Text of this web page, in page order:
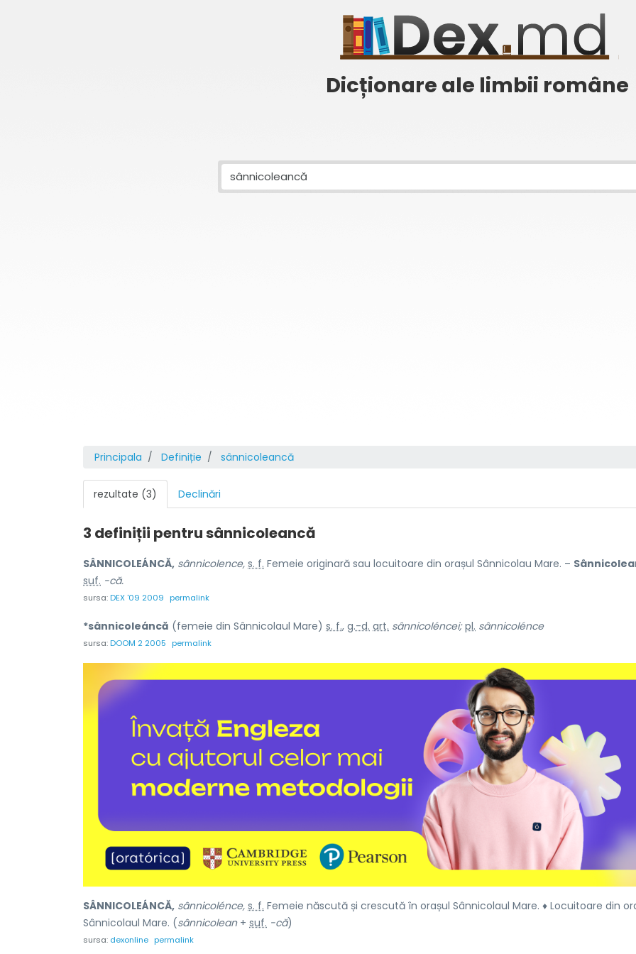
Dicționare ale limbii române
Principala Definiție sânnicoleancă
rezultate (3) Declinări
3 definiții pentrusânnicoleancă
SÂNNICOLEÁNCĂ, sânnicolence, s. f. Femeie originară sau locuitoare din orașul Sânnicolau Mare. –
suf. -că.
sursa:DEX '09 2009 permalink
*sânnicoleáncă (femeie din Sânnicolaul Mare) s. f., g.-d. art. sânnicoléncei; pl. sânnicolénce
sursa:DOOM 2 2005 permalink
SÂNNICOLEÁNCĂ, sânnicolénce, s. f. Femeie născută și crescută în orașul Sânnicolaul Mare. ♦ Locuitoare din
Sânnicolaul Mare. (sânnicolean+ suf. -că)
sursa: dexonline permalink